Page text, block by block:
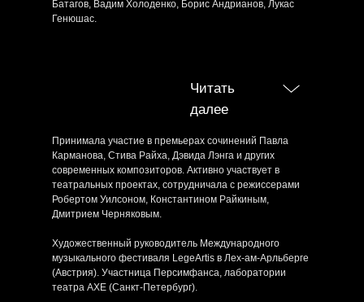
Батагов, Вадим Холоденко, Борис Андрианов, Лукас
Генюшас.
Читать
далее
Принимала участие в премьерах сочинений Павла
Карманова, Стива Райха, Дэвида Лэнга и других
современных композиторов. Активно участвует в
театральных проектах, сотрудничала с режиссерами
Робертом Уилсоном, Константином Райкиным,
Дмитрием Черняковым.
Художественный руководитель Международного
музыкального фестиваля LegeArtis в Лех-ам-Арльберге
(Австрия). Участница Персимфанса, лаборатории
театра АХЕ (Санкт-Петербург).